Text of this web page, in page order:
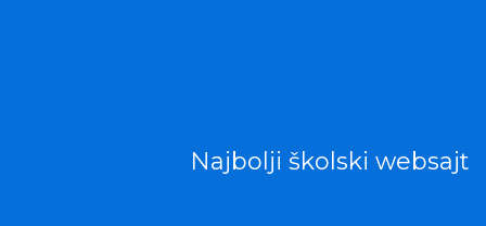
Najbolji školski websajt